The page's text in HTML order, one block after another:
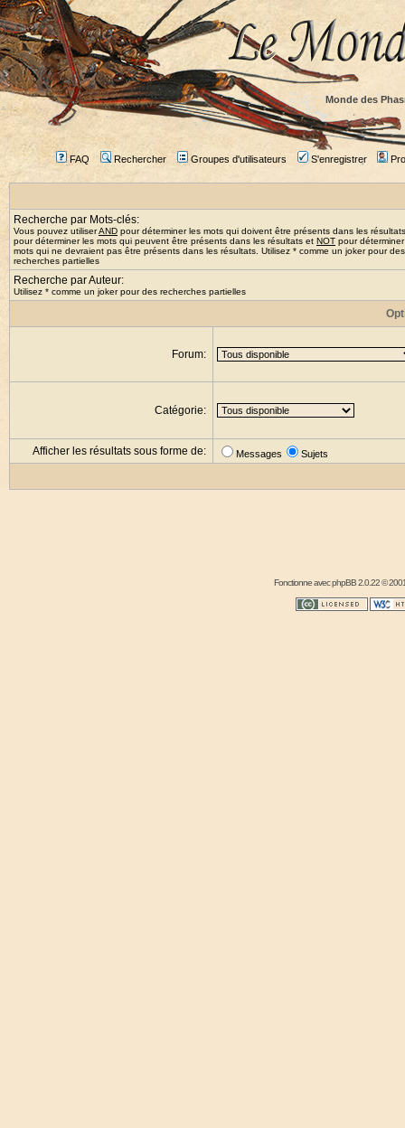
Monde des
FAQ Rechercher Groupes d'utilisateurs S'enregistrer
Recherche par Mots-clés:
Vous pouvez utiliserAND pour déterminer les mots qui doivent être présents dans les
pour déterminer les mots qui peuvent être présents dans les résultats et NOT pour
mots qui ne devraient pas être présents dans les résultats. Utilisez * comme un joker pour des
recherches partielles
Recherche par Auteur:
Utilisez * comme un joker pour des recherches partielles
Forum:
Catégorie:
Afficher les résultats sous forme de: Messages Sujets
Fonctionne avecphpBB2.0.22 ©